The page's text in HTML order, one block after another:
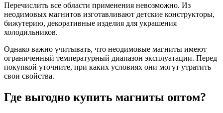
Перечислить все области применения невозможно. Из
неодимовых магнитов изготавливают детские конструкторы,
бижутерию, декоративные изделия для украшения
холодильников.
Однако важно учитывать, что неодимовые магниты имеют
ограниченный температурный диапазон эксплуатации. Перед
покупкой уточните, при каких условиях они могут утратить
свои свойства.
Где выгодно купить магниты оптом?